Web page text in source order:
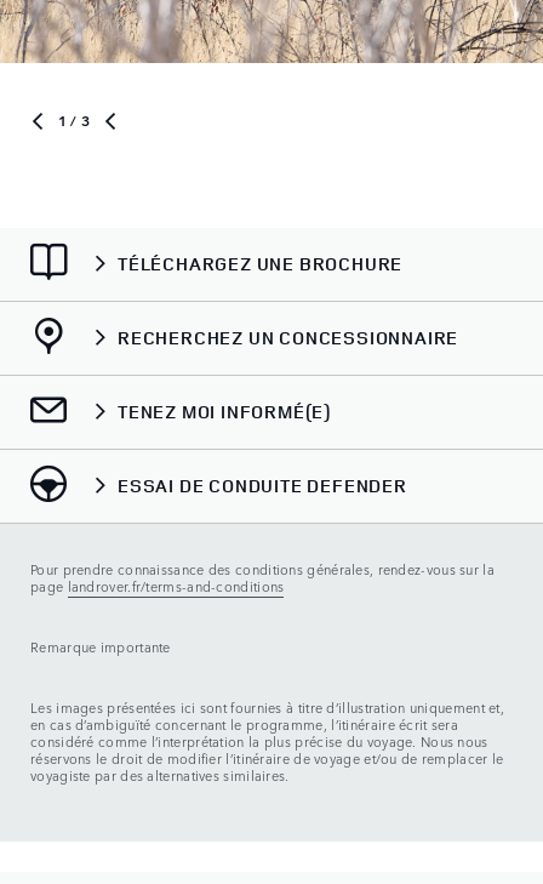
1 / 3
TÉLÉCHARGEZ UNE BROCHURE
RECHERCHEZ UN CONCESSIONNAIRE
TENEZ MOI INFORMÉ(E)
ESSAI DE CONDUITE DEFENDER
Pour prendre connaissance des conditions générales, rendez-vous sur la
page landrover.fr/terms-and-conditions
Remarque importante
Les images présentées ici sont fournies à titre d’illustration uniquement et,
en cas d’ambiguïté concernant le programme, l’itinéraire écrit sera
considéré comme l’interprétation la plus précise du voyage. Nous nous
réservons le droit de modifier l’itinéraire de voyage et/ou de remplacer le
voyagiste par des alternatives similaires.